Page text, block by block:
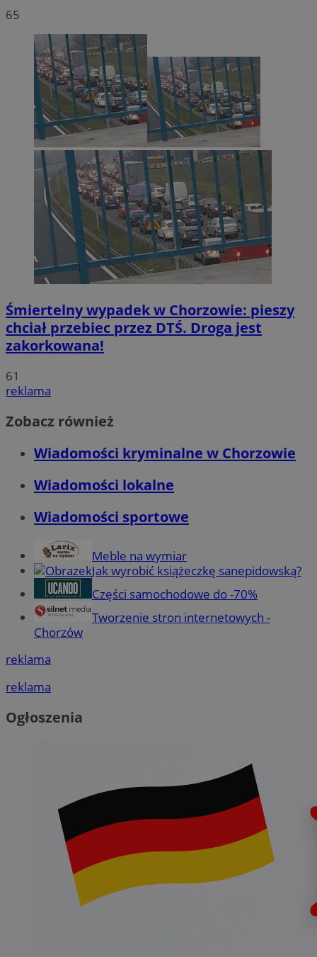
65
Śmiertelny wypadek w Chorzowie: pieszy
chciał przebiec przez DTŚ. Droga jest
zakorkowana!
61
reklama
Zobacz również
Wiadomości kryminalne w Chorzowie
Wiadomości lokalne
Wiadomości sportowe
Meble na wymiar
Jak wyrobić książeczkę sanepidowską?
Części samochodowe do -70%
Tworzenie stron internetowych -
Chorzów
reklama
reklama
Ogłoszenia